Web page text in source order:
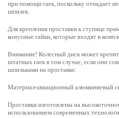
при помощи гаек, поскольку отпадает
шпилек.
Для крепления проставки к ступице
конусные гайки, которые входят в
Внимание! Колесный диск может
штатных гаек в том случае, если они
шпильками на проставке.
Материал-авиационный алюминиевый
Проставки изготовлены на
использованием современных